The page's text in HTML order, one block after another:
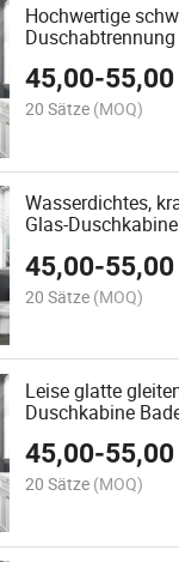
Hochwertige
für das
45,00-55,00
20 Sätze (MOQ)
Wasserdichtes,
Glas-
45,00-55,00
20 Sätze (MOQ)
Leise glatte
Duschkabine
45,00-55,00
20 Sätze (MOQ)